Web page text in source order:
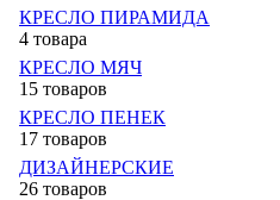
КРЕСЛО ПИРАМИДА
4 товара
КРЕСЛО МЯЧ
15 товаров
КРЕСЛО ПЕНЕК
17 товаров
ДИЗАЙНЕРСКИЕ
26 товаров